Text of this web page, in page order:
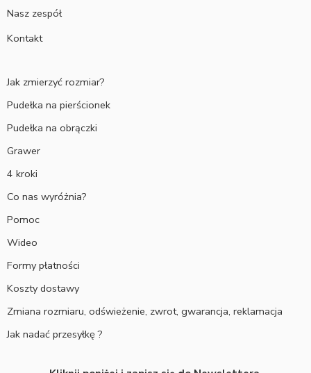
Nasz zespół
Kontakt
Jak zmierzyć rozmiar?
Pudełka na pierścionek
Pudełka na obrączki
Grawer
4 kroki
Co nas wyróżnia?
Pomoc
Wideo
Formy płatności
Koszty dostawy
Zmiana rozmiaru, odświeżenie, zwrot, gwarancja, reklamacja
Jak nadać przesyłkę ?